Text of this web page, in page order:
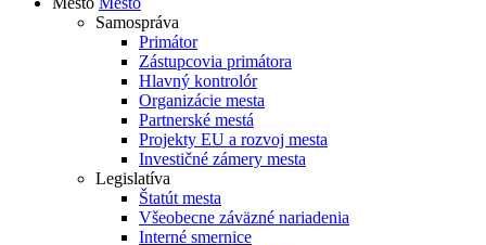
Samospráva
Primátor
Zástupcovia primátora
Hlavný kontrolór
Organizácie mesta
Partnerské mestá
Projekty EU a rozvoj mesta
Investičné zámery mesta
Legislatíva
Štatút mesta
Všeobecne záväzné nariadenia
Interné smernice